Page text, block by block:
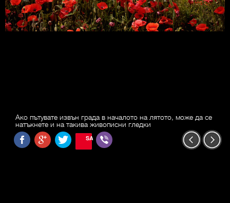
Ако пътувате извън града в началото на лятото, може да се
натъкнете и на такива живописни гледки
SAVE